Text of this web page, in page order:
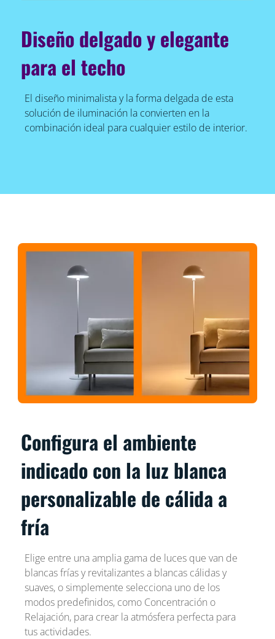
Diseño delgado y elegante
para el techo
El diseño minimalista y la forma delgada de esta
solución de iluminación la convierten en la
combinación ideal para cualquier estilo de interior.
Configura el ambiente
indicado con la luz blanca
personalizable de cálida a
fría
Elige entre una amplia gama de luces que van de
blancas frías y revitalizantes a blancas cálidas y
suaves, o simplemente selecciona uno de los
modos predefinidos, como Concentración o
Relajación, para crear la atmósfera perfecta para
tus actividades.